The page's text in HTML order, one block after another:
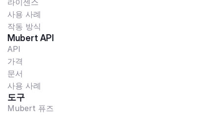
라이센스
사용 사례
작동 방식
Mubert API
API
가격
문서
사용 사례
도구
Mubert 퓨즈